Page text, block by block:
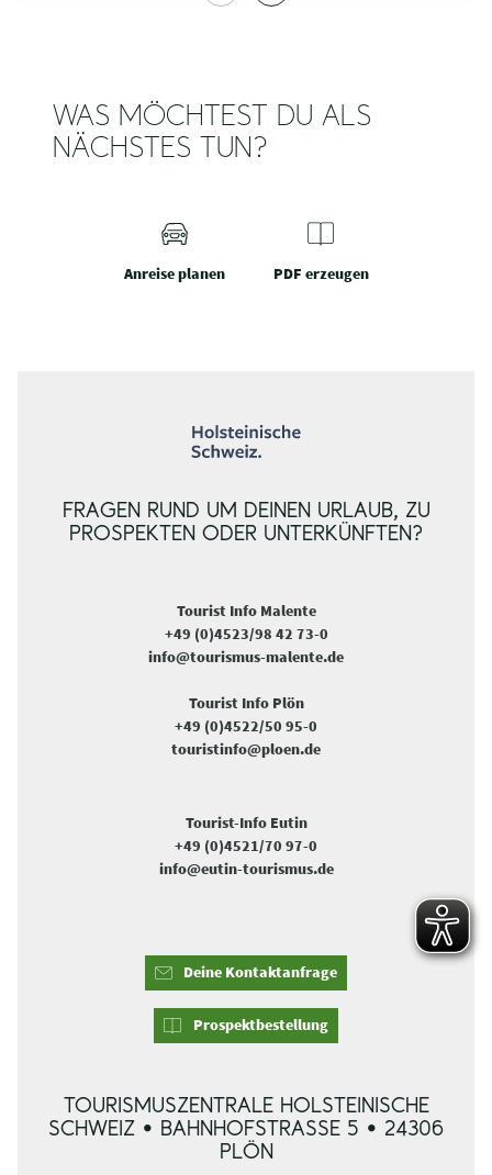
WAS MÖCHTEST DU ALS
NÄCHSTES TUN?
Anreise planen PDF erzeugen
FRAGEN RUND UM DEINEN URLAUB, ZU
PROSPEKTEN ODER UNTERKÜNFTEN?
Tourist Info Malente
+49 (0)4523/98 42 73-0
info@tourismus-malente.de
Tourist Info Plön
+49 (0)4522/50 95-0
touristinfo@ploen.de
Tourist-Info Eutin
+49 (0)4521/70 97-0
info@eutin-tourismus.de
Deine Kontaktanfrage
Prospektbestellung
TOURISMUSZENTRALE HOLSTEINISCHE
SCHWEIZ • BAHNHOFSTRASSE 5 • 24306 P
LÖN